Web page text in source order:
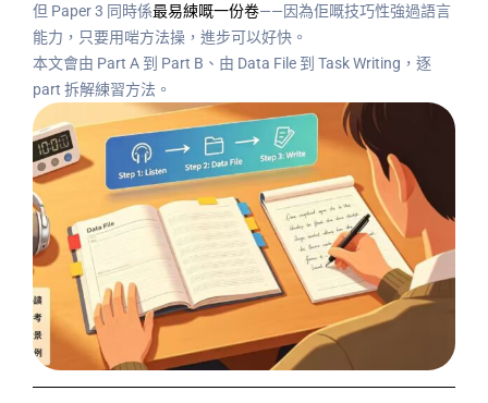
但 Paper 3 同時係最易練嘅一份卷——因為佢嘅技巧性強過語言
能力，只要用啱方法操，進步可以好快。
本文會由 Part A 到 Part B、由 Data File 到 Task Writing，逐
part 拆解練習方法。